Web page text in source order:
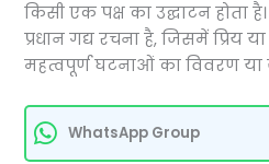
किसी एक पक्ष का उद्घाटन होता
प्रधान गद्य रचना है, जिसमें प्रिय
महत्वपूर्ण घटनाओं का विवरण या
WhatsApp Group